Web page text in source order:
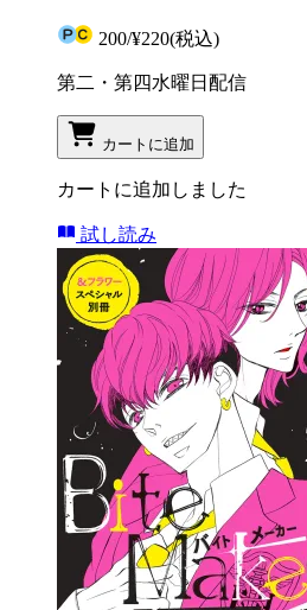
200/¥220(税込)
第二・第四水曜日配信
カートに追加
カートに追加しました
試し読み